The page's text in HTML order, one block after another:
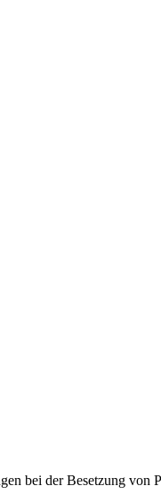
bei der Besetzung von